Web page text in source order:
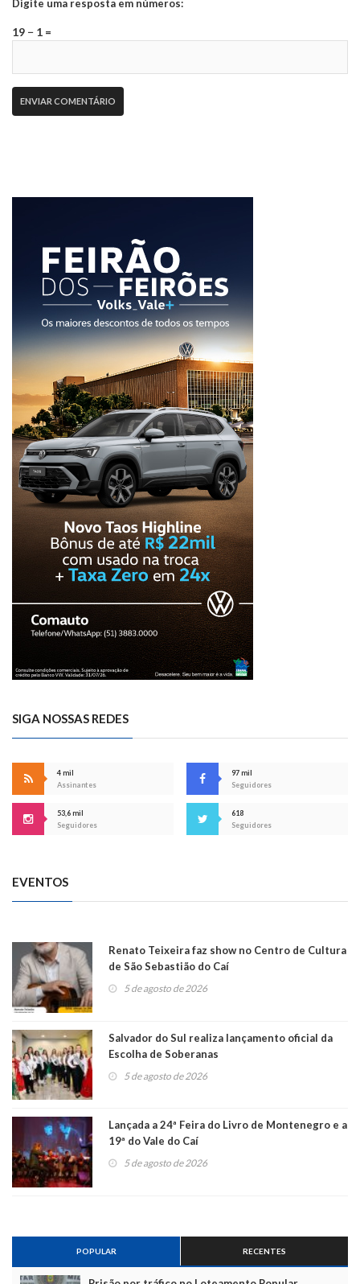
Digite uma resposta em números:
19 − 1 =
SIGA NOSSAS REDES
4 mil
Assinantes
97 mil
Seguidores
53,6 mil
Seguidores
618
Seguidores
EVENTOS
Renato Teixeira faz show no Centro de Cultura
de São Sebastião do Caí
5 de agosto de 2026
Salvador do Sul realiza lançamento oficial da
Escolha de Soberanas
5 de agosto de 2026
Lançada a 24ª Feira do Livro de Montenegro e a
19ª do Vale do Caí
5 de agosto de 2026
POPULAR RECENTES